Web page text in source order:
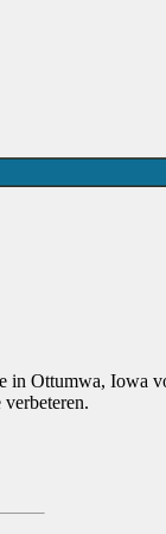
in Ottumwa, Iowa